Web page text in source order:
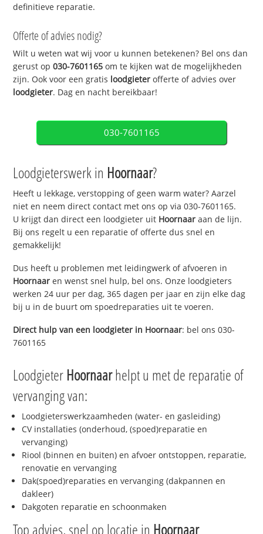
definitieve reparatie.
Offerte of advies nodig?
Wilt u weten wat wij voor u kunnen betekenen? Bel ons dan
gerust op030-7601165 om te kijken wat de mogelijkheden
zijn. Ook voor een gratis loodgieter offerte of advies over
loodgieter. Dag en nacht bereikbaar!
030-7601165
Loodgieterswerk in Hoornaar?
Heeft u lekkage, verstopping of geen warm water? Aarzel
niet en neem direct contact met ons op via 030-7601165.
U krijgt dan direct een loodgieter uit Hoornaar aan de lijn.
Bij ons regelt u een reparatie of offerte dus snel en
gemakkelijk!
Dus heeft u problemen met leidingwerk of afvoeren in
Hoornaar en wenst snel hulp, bel ons. Onze loodgieters
werken 24 uur per dag, 365 dagen per jaar en zijn elke dag
bij u in de buurt om spoedreparaties uit te voeren.
Direct hulp van een loodgieter in Hoornaar: bel ons 030-
7601165
Loodgieter Hoornaarhelpt u met de reparatie of
vervanging van:
Loodgieterswerkzaamheden (water- en gasleiding)
CV installaties (onderhoud, (spoed)reparatie en
vervanging)
Riool (binnen en buiten) en afvoer ontstoppen, reparatie,
renovatie en vervanging
Dak(spoed)reparaties en vervanging (dakpannen en
dakleer)
Dakgoten reparatie en schoonmaken
Top advies, snel op locatie in Hoornaar